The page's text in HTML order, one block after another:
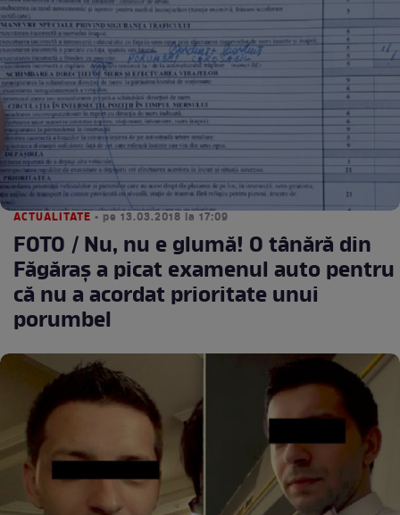
ACTUALITATE • pe 13.03.2018 la 17:09
FOTO / Nu, nu e glumă! O tânără din
Făgăraş a picat examenul auto pentru
că nu a acordat prioritate unui
porumbel